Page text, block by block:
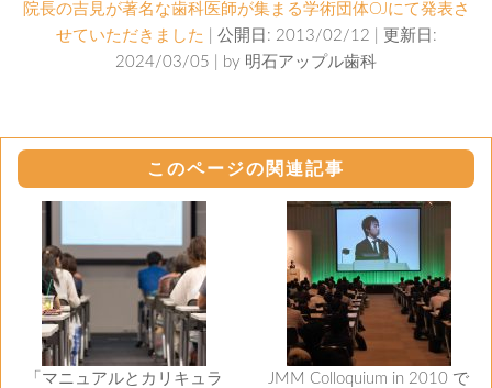
院長の吉見が著名な歯科医師が集まる学術団体OJにて発表さ
せていただきました | 公開日: 2013/02/12 | 更新日:
2024/03/05 | by 明石アップル歯科
このページの関連記事
「マニュアルとカリキュラ
JMM Colloquium in 2010 で